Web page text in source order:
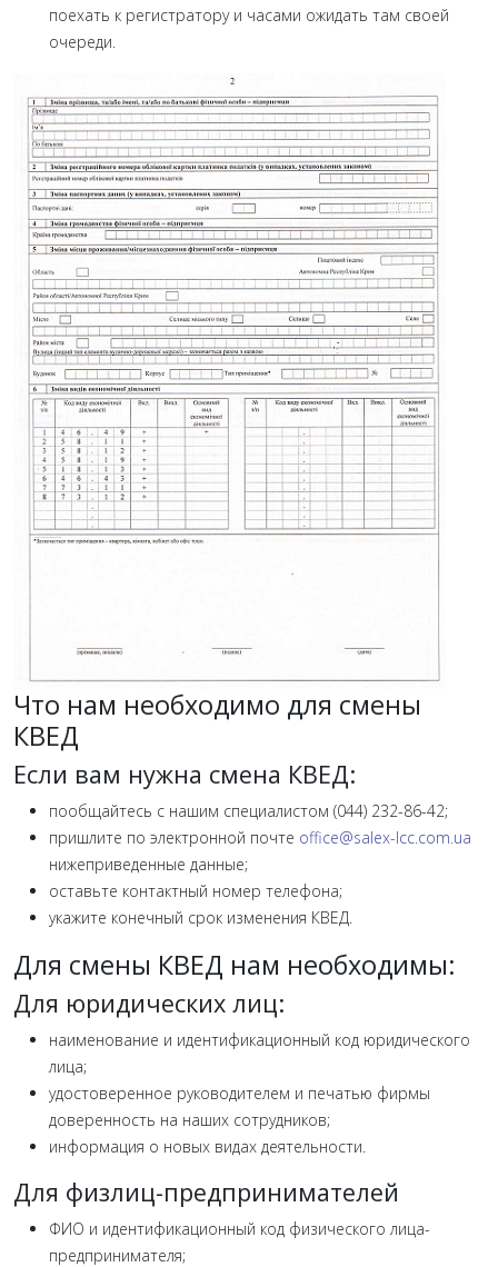
поехать к регистратору и часами ожидать там своей
очереди.
Что нам необходимо для смены
КВЕД
Если вам нужна смена КВЕД:
пообщайтесь с нашим специалистом (044) 232-86-42;
пришлите по электронной почте office@salex-lcc.com.ua
нижеприведенные данные;
оставьте контактный номер телефона;
укажите конечный срок изменения КВЕД.
Для смены КВЕД нам необходимы:
Для юридических лиц:
наименование и идентификационный код юридического
лица;
удостоверенное руководителем и печатью фирмы
доверенность на наших сотрудников;
информация о новых видах деятельности.
Для физлиц-предпринимателей
ФИО и идентификационный код физического лица-
предпринимателя;